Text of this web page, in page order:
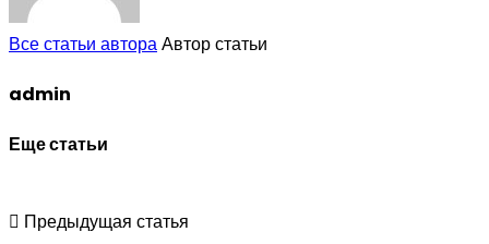
Все статьи автораАвтор статьи
admin
Еще статьи
Предыдущая статья